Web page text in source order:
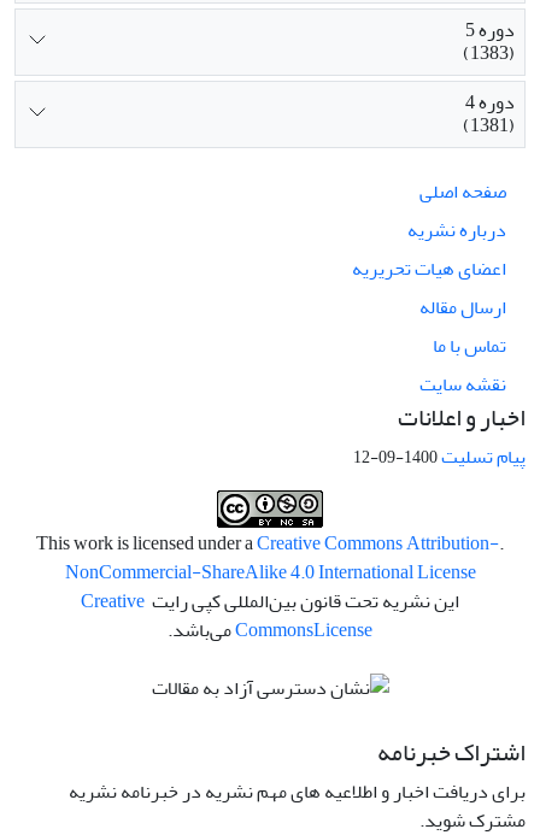
دوره 5
(1383)
دوره 4
(1381)
صفحه اصلی
درباره نشریه
اعضای هیات تحریریه
ارسال مقاله
تماس با ما
نقشه سایت
اخبار و اعلانات
پیام تسلیت1400-09-12
.This work is licensed under a
Creative Commons Attribution-
NonCommercial-ShareAlike 4.0 International License
این نشریه تحت قانون بین‌المللی کپی رایت Creative
CommonsLicense می‌باشد.
اشتراک خبرنامه
برای دریافت اخبار و اطلاعیه های مهم نشریه در خبرنامه نشریه
مشترک شوید.